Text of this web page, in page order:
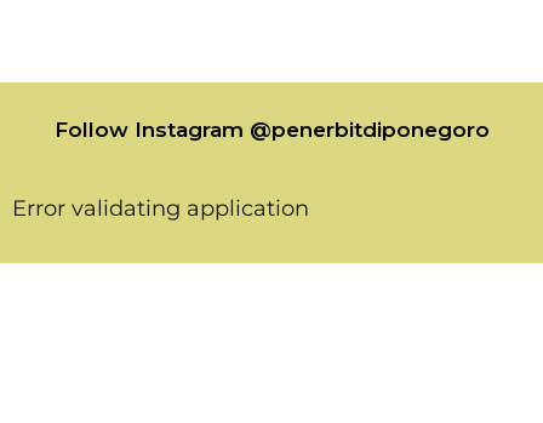
Follow Instagram @penerbitdiponegoro
Error validating application